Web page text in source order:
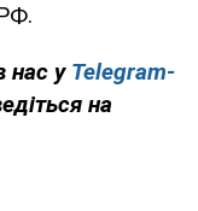
нас у Telegram-
на